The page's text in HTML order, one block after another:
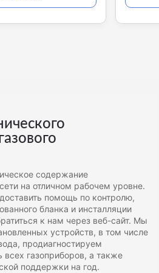
содержание
на отличном рабочем уровне.
помощь по контролю,
бланка и инсталляции
к нам через веб-сайт. Мы
устройств, в том числе
продиагностируем
всех газоприборов, а также
поддержки на год.